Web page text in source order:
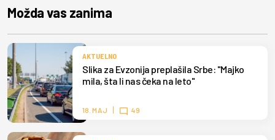
Možda vas zanima
AKTUELNO
Slika za Evzonija preplašila Srbe: "Majko
mila, šta li nas čeka na leto"
18. MAJ 49